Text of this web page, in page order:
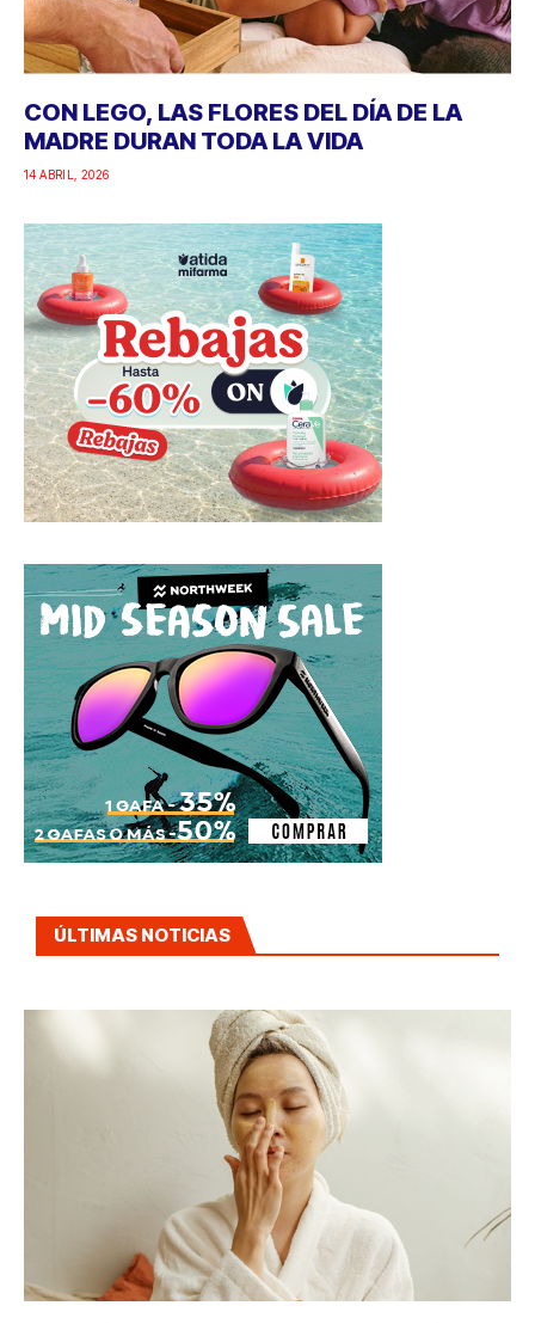
CON LEGO, LAS FLORES DEL DÍA DE LA
MADRE DURAN TODA LA VIDA
14 ABRIL, 2026
ÚLTIMAS NOTICIAS